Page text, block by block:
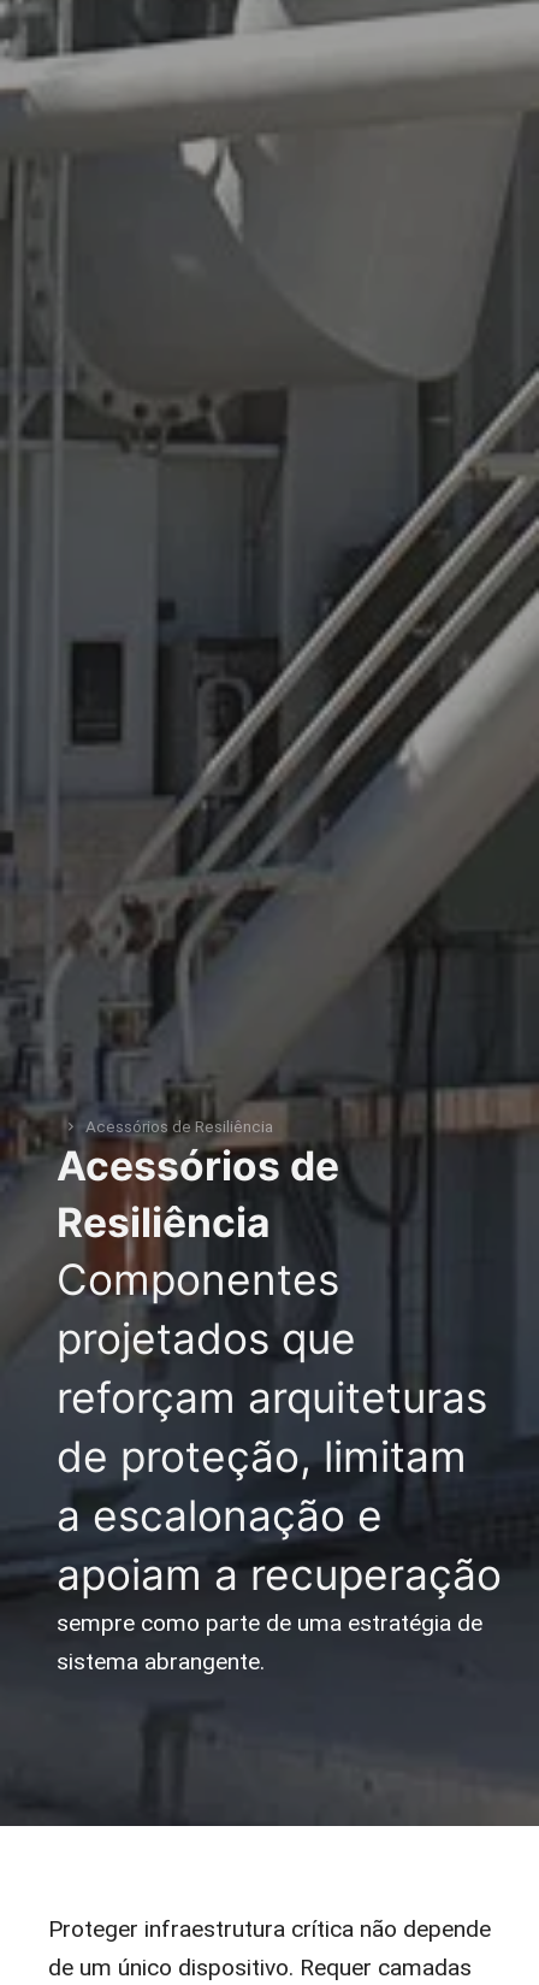
Você está aqui:
Acessórios de Resiliência
Acessórios de
Resiliência
Componentes
projetados que
reforçam arquiteturas
de proteção, limitam
a escalonação e
apoiam a recuperação
sempre como parte de uma estratégia de
sistema abrangente.
Proteger infraestrutura crítica não depende
de um único dispositivo. Requer camadas